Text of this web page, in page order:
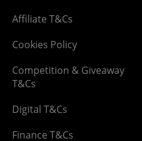
Affiliate T&Cs
Cookies Policy
Competition & Giveaway
T&Cs
Digital T&Cs
Finance T&Cs